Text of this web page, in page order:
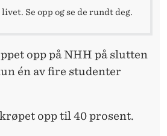
Se opp og se de rundt deg.
opp på NHH på slutten
én av fire studenter
opp til 40 prosent.